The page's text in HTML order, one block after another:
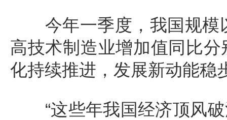
今年一季度，我国规模
高技术制造业增加值同比
化持续推进，发展新动能稳
“这些年我国经济顶风破